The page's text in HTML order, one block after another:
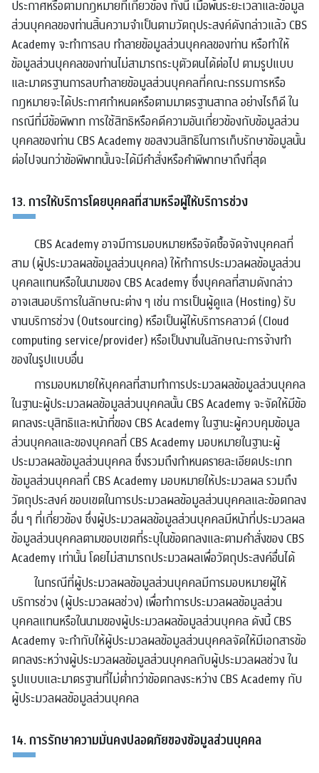
ประกาศหรือตามกฎหมายที่เกี่ยวข้อง ทั้งนี้ เมื่อพ้นระยะเวลาและข้อมูล
ส่วนบุคคลของท่านสิ้นความจำเป็นตามวัตถุประสงค์ดังกล่าวแล้ว CBS
Academy จะทำการลบ ทำลายข้อมูลส่วนบุคคลของท่าน หรือทำให้
ข้อมูลส่วนบุคคลของท่านไม่สามารถระบุตัวตนได้ต่อไป ตามรูปแบบ
และมาตรฐานการลบทำลายข้อมูลส่วนบุคคลที่คณะกรรมการหรือ
กฎหมายจะได้ประกาศกำหนดหรือตามมาตรฐานสากล อย่างไรก็ดี ใน
กรณีที่มีข้อพิพาท การใช้สิทธิหรือคดีความอันเกี่ยวข้องกับข้อมูลส่วน
บุคคลของท่าน CBS Academy ขอสงวนสิทธิในการเก็บรักษาข้อมูลนั้น
ต่อไปจนกว่าข้อพิพาทนั้นจะได้มีคำสั่งหรือคำพิพากษาถึงที่สุด
13. การให้บริการโดยบุคคลที่สามหรือผู้ให้บริการช่วง
CBS Academy อาจมีการมอบหมายหรือจัดซื้อจัดจ้างบุคคลที่
สาม (ผู้ประมวลผลข้อมูลส่วนบุคคล) ให้ทำการประมวลผลข้อมูลส่วน
บุคคลแทนหรือในนามของ CBS Academy ซึ่งบุคคลที่สามดังกล่าว
อาจเสนอบริการในลักษณะต่าง ๆ เช่น การเป็นผู้ดูแล (Hosting) รับ
งานบริการช่วง (Outsourcing) หรือเป็นผู้ให้บริการคลาวด์ (Cloud
computing service/provider) หรือเป็นงานในลักษณะการจ้างทำ
ของในรูปแบบอื่น
การมอบหมายให้บุคคลที่สามทำการประมวลผลข้อมูลส่วนบุคคล
ในฐานะผู้ประมวลผลข้อมูลส่วนบุคคลนั้น CBS Academy จะจัดให้มีข้อ
ตกลงระบุสิทธิและหน้าที่ของ CBS Academy ในฐานะผู้ควบคุมข้อมูล
ส่วนบุคคลและของบุคคลที่ CBS Academy มอบหมายในฐานะผู้
ประมวลผลข้อมูลส่วนบุคคล ซึ่งรวมถึงกำหนดรายละเอียดประเภท
ข้อมูลส่วนบุคคลที่ CBS Academy มอบหมายให้ประมวลผล รวมถึง
วัตถุประสงค์ ขอบเขตในการประมวลผลข้อมูลส่วนบุคคลและข้อตกลง
อื่น ๆ ที่เกี่ยวข้อง ซึ่งผู้ประมวลผลข้อมูลส่วนบุคคลมีหน้าที่ประมวลผล
ข้อมูลส่วนบุคคลตามขอบเขตที่ระบุในข้อตกลงและตามคำสั่งของ CBS
Academy เท่านั้น โดยไม่สามารถประมวลผลเพื่อวัตถุประสงค์อื่นได้
ในกรณีที่ผู้ประมวลผลข้อมูลส่วนบุคคลมีการมอบหมายผู้ให้
บริการช่วง (ผู้ประมวลผลช่วง) เพื่อทำการประมวลผลข้อมูลส่วน
บุคคลแทนหรือในนามของผู้ประมวลผลข้อมูลส่วนบุคคล ดังนี้ CBS
Academy จะกำกับให้ผู้ประมวลผลข้อมูลส่วนบุคคลจัดให้มีเอกสารข้อ
ตกลงระหว่างผู้ประมวลผลข้อมูลส่วนบุคคลกับผู้ประมวลผลช่วง ใน
รูปแบบและมาตรฐานที่ไม่ต่ำกว่าข้อตกลงระหว่าง CBS Academy กับ
ผู้ประมวลผลข้อมูลส่วนบุคคล
14. การรักษาความมั่นคงปลอดภัยของข้อมูลส่วนบุคคล